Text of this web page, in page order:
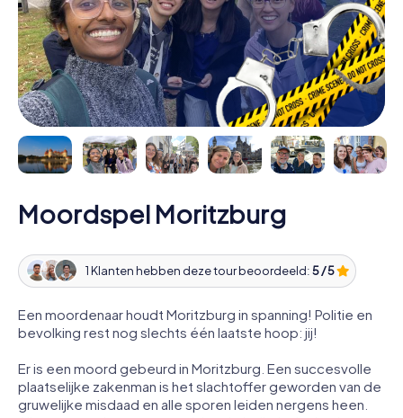
Moordspel Moritzburg
1 Klanten hebben deze tour beoordeeld:5 / 5
Een moordenaar houdt Moritzburg in spanning! Politie en
bevolking rest nog slechts één laatste hoop: jij!
Er is een moord gebeurd in Moritzburg. Een succesvolle
plaatselijke zakenman is het slachtoffer geworden van de
gruwelijke misdaad en alle sporen leiden nergens heen.